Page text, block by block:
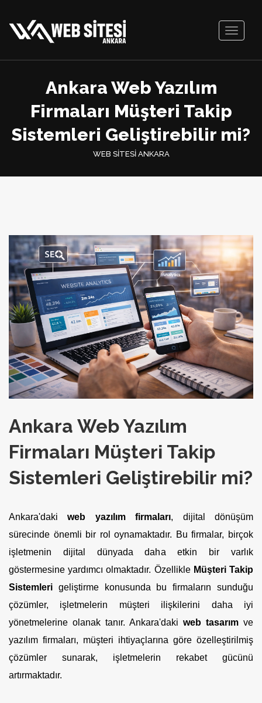
Toggle
Ankara Web Yazılım
Firmaları Müşteri Takip
Sistemleri Geliştirebilir mi?
WEB SİTESİ ANKARA
Ankara Web Yazılım
Firmaları Müşteri Takip
Sistemleri Geliştirebilir mi?
Ankara'dakiweb yazılım firmaları, dijital dönüşüm
sürecinde önemli bir rol oynamaktadır. Bu firmalar, birçok
işletmenin dijital dünyada daha etkin bir varlık
göstermesine yardımcı olmaktadır. Özellikle Müşteri Takip
Sistemleri geliştirme konusunda bu firmaların sunduğu
çözümler, işletmelerin müşteri ilişkilerini daha iyi
yönetmelerine olanak tanır. Ankara'daki web tasarım ve
yazılım firmaları, müşteri ihtiyaçlarına göre özelleştirilmiş
çözümler sunarak, işletmelerin rekabet gücünü
artırmaktadır.